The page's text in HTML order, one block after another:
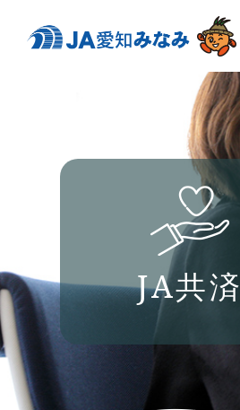
JA共済